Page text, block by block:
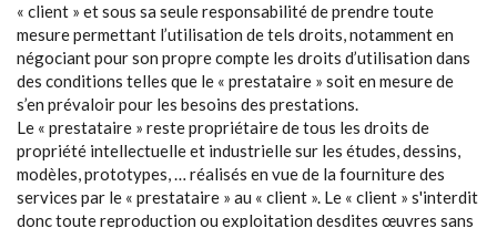
« client » et sous sa seule responsabilité de prendre toute
mesure permettant l’utilisation de tels droits, notamment en
négociant pour son propre compte les droits d’utilisation dans
des conditions telles que le « prestataire » soit en mesure de
s’en prévaloir pour les besoins des prestations.
Le « prestataire » reste propriétaire de tous les droits de
propriété intellectuelle et industrielle sur les études, dessins,
modèles, prototypes, … réalisés en vue de la fourniture des
services par le « prestataire » au « client ». Le « client » s'interdit
donc toute reproduction ou exploitation desdites œuvres sans